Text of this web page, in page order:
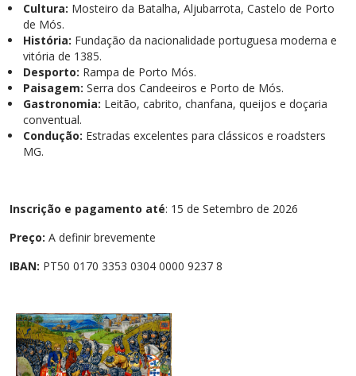
Cultura: Mosteiro da Batalha, Aljubarrota, Castelo de Porto
de Mós.
História: Fundação da nacionalidade portuguesa moderna e
vitória de 1385.
Desporto: Rampa de Porto Mós.
Paisagem: Serra dos Candeeiros e Porto de Mós.
Gastronomia: Leitão, cabrito, chanfana, queijos e doçaria
conventual.
Condução: Estradas excelentes para clássicos e roadsters
MG.
Inscrição e pagamento até: 15 de Setembro de 2026
Preço: A definir brevemente
IBAN: PT50 0170 3353 0304 0000 9237 8